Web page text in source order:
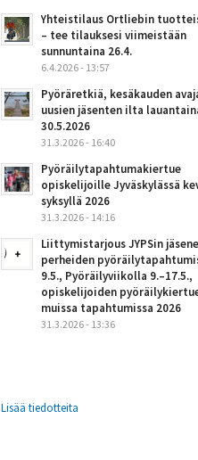
Yhteistilaus Ortliebin
– tee tilauksesi viimeistään
sunnuntaina 26.4.
6.4.2026 - 13:57
Pyöräretkiä, kesäkauden
uusien jäsenten ilta
30.5.2026
31.3.2026 - 16:40
Pyöräilytapahtumakiertue
opiskelijoille Jyväskylässä
syksyllä 2026
31.3.2026 - 14:16
Liittymistarjous JYPSin
perheiden
9.5., Pyöräilyviikolla 9.–17.5.,
opiskelijoiden
muissa tapahtumissa 2026
31.3.2026 - 13:36
Lisää tiedotteita